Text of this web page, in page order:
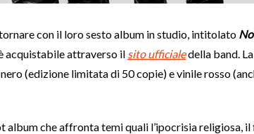
con il loro sesto album in studio, intitolato
acquistabile attraverso il sito ufficialedella band.
(edizione limitata di 50 copie) e vinile rosso
album che affronta temi quali l’ipocrisia religiosa,